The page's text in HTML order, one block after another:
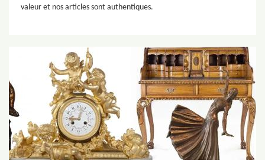
valeur et nos articles sont authentiques.